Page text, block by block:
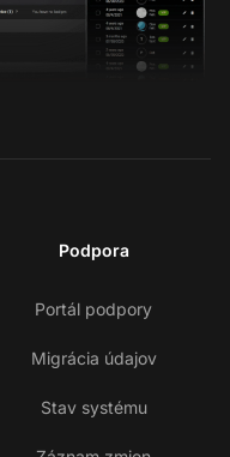
Podpora
Portál podpory
Migrácia údajov
Stav systému